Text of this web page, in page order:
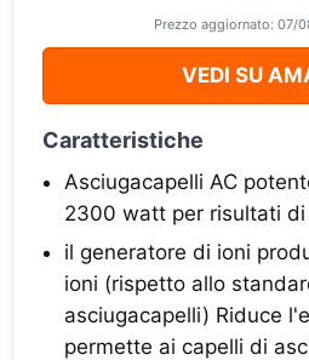
Prezzo aggiornato: 07/
VEDI SU
Caratteristiche
Asciugacapelli AC
2300 watt per risultati di
il generatore di ioni
ioni (rispetto allo
asciugacapelli) Riduce
permette ai capelli di